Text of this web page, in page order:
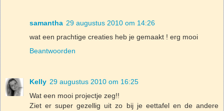
samantha 29 augustus 2010 om 14:26
wat een prachtige creaties heb je gemaakt ! erg mooi
Beantwoorden
Kelly 29 augustus 2010 om 16:25
Wat een mooi projectje zeg!!
Ziet er super gezellig uit zo bij je eettafel en de andere